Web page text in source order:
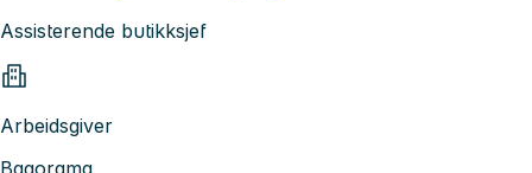
Assisterende butikksjef
Arbeidsgiver
Bagorama